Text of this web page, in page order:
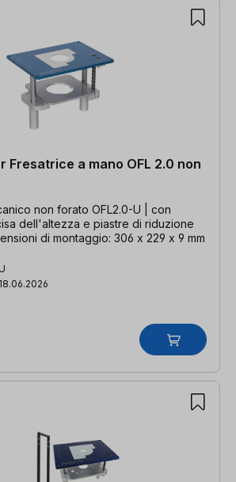
Fresatrice a mano OFL 2.0 non
non forato OFL2.0-U | con
dell'altezza e piastre di riduzione
di montaggio: 306 x 229 x 9 mm